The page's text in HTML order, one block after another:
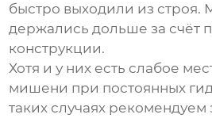
быстро выходили из
держались дольше за счёт
конструкции.
Хотя и у них есть слабое
мишени при постоянных
таких случаях рекомендуем